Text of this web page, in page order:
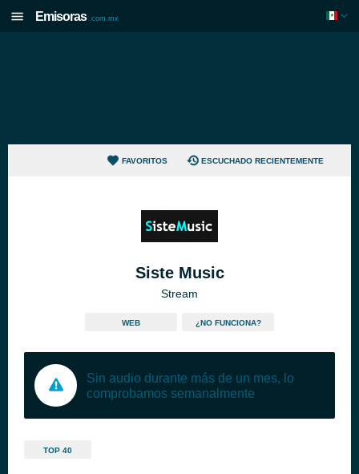
Emisoras .com.mx
FAVORITOS ESCUCHADO RECIENTEMENTE
Siste Music
Stream
WEB ¿NO FUNCIONA?
Sin audio durante más de un mes, lo
comprobamos semanalmente
TOP 40